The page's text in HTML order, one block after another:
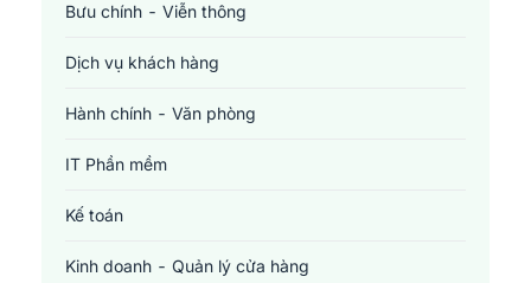
Bưu chính - Viễn thông
Dịch vụ khách hàng
Hành chính - Văn phòng
IT Phần mềm
Kế toán
Kinh doanh - Quản lý cửa hàng